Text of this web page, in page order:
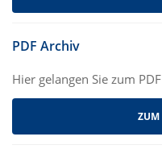
PDF Archiv
Hier gelangen Sie zum
ZUM